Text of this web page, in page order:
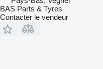
BAS Parts & Tyres
Contacter le vendeur